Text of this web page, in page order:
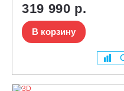
319 990 р.
В корзину